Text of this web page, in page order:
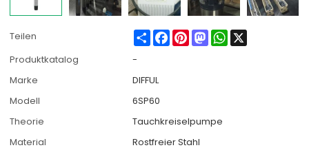
Teilen ShareFacebook
PinterestMastodonWhatsApp
Produktkatalog
-
Marke
DIFFUL
Modell
6SP60
Theorie
Tauchkreiselpumpe
Material
Rostfreier Stahl